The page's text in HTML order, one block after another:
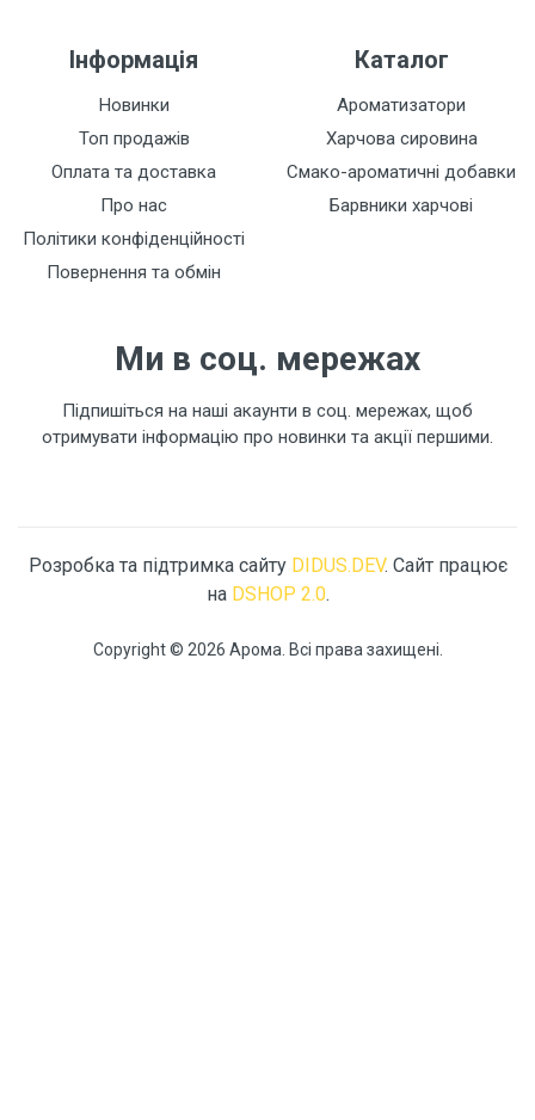
Інформація
Новинки
Топ продажів
Оплата та доставка
Про нас
Політики конфіденційності
Повернення та обмін
Каталог
Ароматизатори
Харчова сировина
Смако-ароматичні добавки
Барвники харчові
Ми в соц. мережах
Підпишіться на наші акаунти в соц. мережах, щоб
отримувати інформацію про новинки та акції першими.
Copyright © 2026 Арома. Всі права захищені.
Розробка та підтримка сайту DIDUS.DEV. Сайт працює
на DSHOP 2.0.